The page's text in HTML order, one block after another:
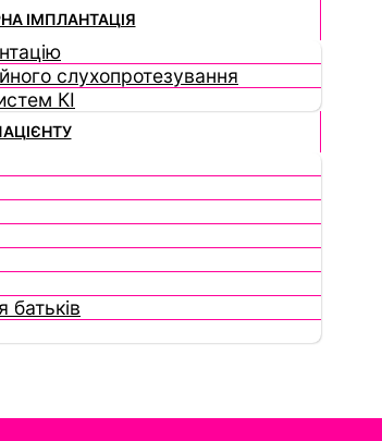
ІМПЛАНТАЦІЯ
слухопротезування
КІ
батьків